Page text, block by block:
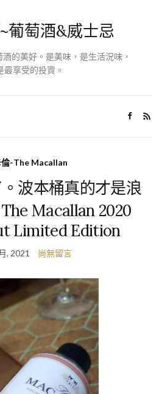
葡萄酒&威士忌
的美好。是美味，是生活況味，
最享受的投資。
倫-The Macallan
波本桶真的才是浪
Macallan 2020
Limited Edition
, 2021 尚無留言